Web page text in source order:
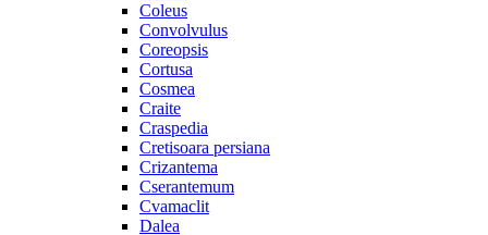
Coleus
Convolvulus
Coreopsis
Cortusa
Cosmea
Craite
Craspedia
Cretisoara persiana
Crizantema
Cserantemum
Cvamaclit
Dalea